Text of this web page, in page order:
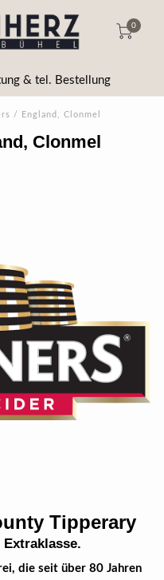
0
& tel. Bestellung
/ England, Clonmel
Clonmel
Tipperary
die seit über 80 Jahren